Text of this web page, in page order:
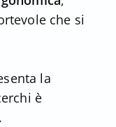
che si
la
è